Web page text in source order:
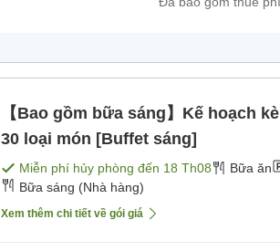
【Bao gồm bữa sáng】Kế hoạch
30 loại món [Buffet sáng]
Miễn phí hủy phòng đến 18 Th08 Bữa ăn
Bữa sáng (Nhà hàng)
Xem thêm chi tiết về gói giá